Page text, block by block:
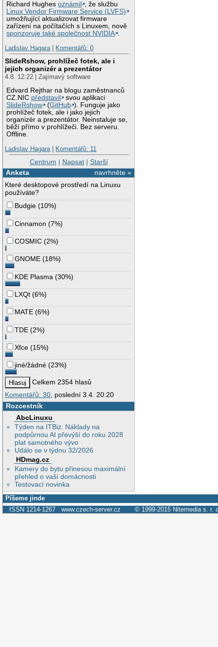
Richard Hughesoznámil
, že službu
Linux Vendor Firmware Service (LVFS)
umožňující aktualizovat firmware
zařízení na počítačích s Linuxem, nově
sponzoruje také společnost NVIDIA .
Ladislav Hagara| Komentářů: 0
SlideRshow, prohlížeč fotek, ale i
jejich organizér a prezentátor
4.8. 12:22 | Zajímavý software
Edvard Rejthar na blogu zaměstnanců
CZ.NIC představil
svou aplikaci
SlideRshow
(GitHub ). Funguje jako
prohlížeč fotek, ale i jako jejich
organizér a prezentátor. Neinstaluje se,
běží přímo v prohlížeči. Bez serveru.
Offline.
Ladislav Hagara| Komentářů: 11
Centrum | Napsat| Starší
navrhněte »
Anketa
Které desktopové prostředí na Linuxu
používáte?
Budgie (10%)
Cinnamon (7%)
COSMIC (2%)
GNOME (18%)
KDE Plasma (30%)
LXQt (6%)
MATE (6%)
TDE (2%)
Xfce (15%)
jiné/žádné (23%)
Celkem 2354 hlasů
Komentářů: 30 , poslední 3.4. 20:20
Rozcestník
AbcLinuxu
Týden na ITBiz: Náklady na
podpůrnou AI převýší do roku 2028
plat samotného vývo
Událo se v týdnu 32/2026
HDmag.cz
Kamery do bytu přinesou maximální
přehled o vaší domácnosti
Testovací novinka
Píšeme jinde
ISSN 1214-1267 www.czech-server.cz © 1999-2015 Nitemedia s. r.